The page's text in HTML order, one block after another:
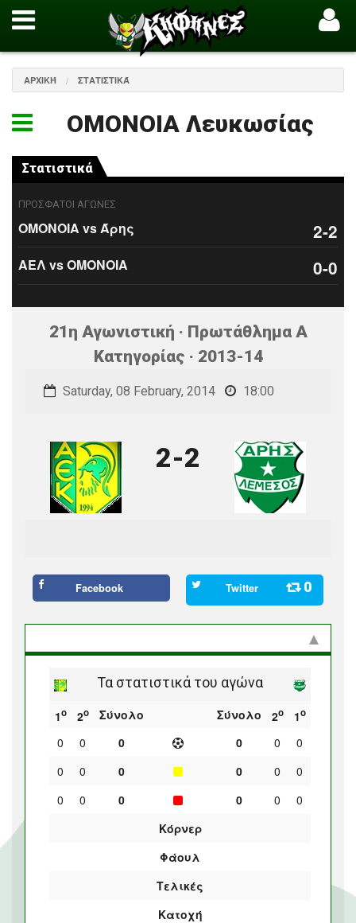
ΑΡΧΙΚΉ ΣΤΑΤΙΣΤΙΚΆ
ΟΜΟΝΟΙΑ Λευκωσίας
Στατιστικά
ΠΡΟΣΦΑΤΟΙ ΑΓΩΝΕΣ
ΟΜΟΝΟΙΑ vs Άρης 2-2
ΑΕΛ vs ΟΜΟΝΟΙΑ 0-0
21η Αγωνιστική · Πρωτάθλημα Α
Κατηγορίας · 2013-14
Saturday, 08 February, 2014 18:00
2-2
Facebook Twitter 0
Τα στατιστικά του αγώνα
1ο 2ο Σύνολο Σύνολο 2ο 1ο
0 0 0 0 0
0
0
0 0 0 0
0
0
0 0 0 0
0
Κόρνερ
Φάουλ
Τελικές
Κατοχή